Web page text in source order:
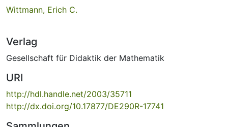
Wittmann, Erich C.
Verlag
Gesellschaft für Didaktik der Mathematik
URI
http://hdl.handle.net/2003/35711
http://dx.doi.org/10.17877/DE290R-17741